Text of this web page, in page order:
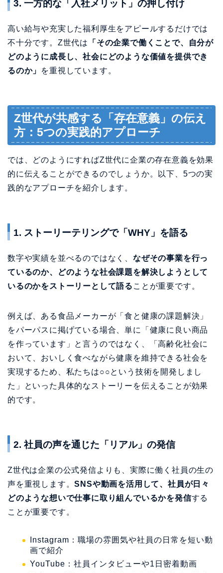
Z世代が共感する「存在意義」の伝え
方：5つの実践的アプローチ
践的なアプローチを紹介します。
1. ストーリーテリングで「WHY」を語る
数字や実績を並べるのではなく、
なぜその事業を行っ
ているのか、どのような社会課題を解決しようとして
例えば、ある食品メーカーが「食と健康の課題解決」
をパーパスに掲げている場合、単に「健康に良い商品
を作っています」と言うのではなく、「高齢化社会に
おいて、おいしく食べながら健康を維持できる社会を
的です。
2. 社員の声を通じた「リアル」の発信
Z世代は企業の公式発信よりも、実際に働く社員の生の
声を重視します。
ことが重要です。
画で紹介
YouTube：社員インタビューや1日密着動画
Twitter：社員による仕事の気づきや学びの共有
CSR活動やSDGsへの取り組みを、具体的な数値やビ
ジュアルで示すことが大切です。ただし、「SDGsウォ